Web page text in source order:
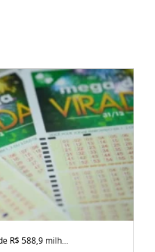
R$ 588,9 milh...